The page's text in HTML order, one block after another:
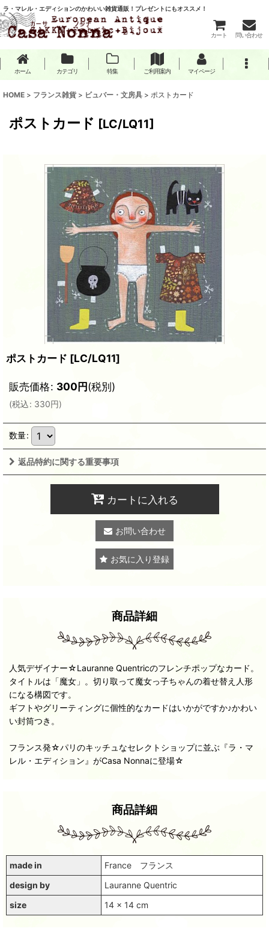
ラ・マレル・エディションのかわいい雑貨通販！プレゼントにもオススメ！
カート 問い合わせ
ホーム カテゴリ 特集 ご利用案内 マイページ
HOME > フランス雑貨 > ビュバー・文房具 > ポストカード
ポストカード [LC/LQ11]
ポストカード [LC/LQ11]
販売価格: 300円(税別)
(税込: 330円)
数量:
返品特約に関する重要事項
カートに入れる
お問い合わせ
お気に入り登録
商品詳細
人気デザイナー☆Lauranne Quentricのフレンチポップなカード。
タイトルは「魔女」。切り取って魔女っ子ちゃんの着せ替え人形
になる構図です。
ギフトやグリーティングに個性的なカードはいかがですか♪かわい
い封筒つき。
フランス発☆パリのキッチュなセレクトショップに並ぶ『ラ・マ
レル・エディション』がCasa Nonnaに登場☆
商品詳細
made in
France フランス
design by
Lauranne Quentric
size
14 x 14 cm